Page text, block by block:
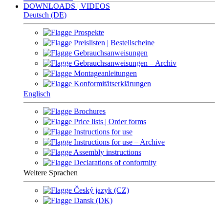
DOWNLOADS | VIDEOS
Deutsch (DE)
Prospekte
Preislisten | Bestellscheine
Gebrauchsanweisungen
Gebrauchsanweisungen – Archiv
Montageanleitungen
Konformitätserklärungen
Englisch
Brochures
Price lists | Order forms
Instructions for use
Instructions for use – Archive
Assembly instructions
Declarations of conformity
Weitere Sprachen
Český jazyk (CZ)
Dansk (DK)